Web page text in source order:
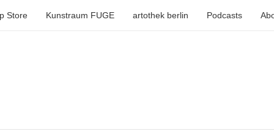
Store Kunstraum FUGE artothek berlin Podcasts